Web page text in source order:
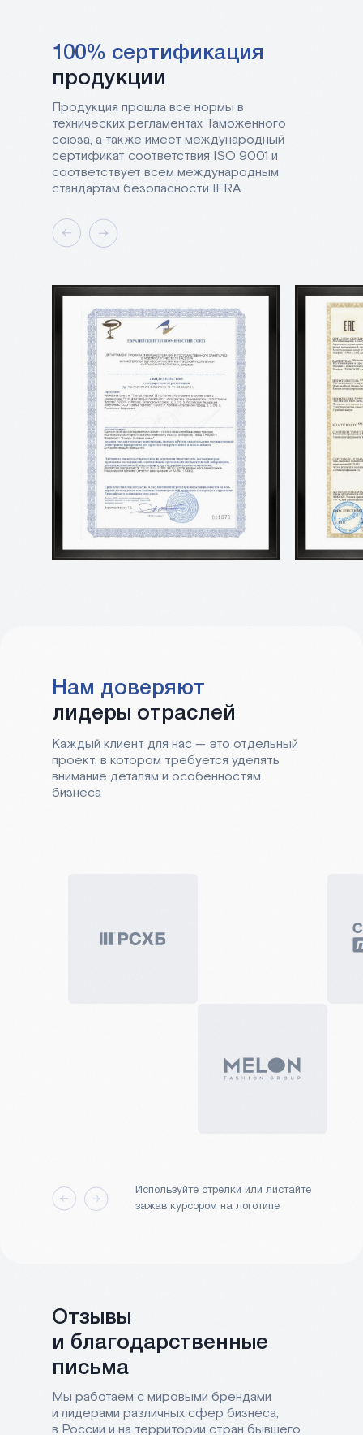
100% сертификация
продукции
Продукция прошла все нормы в
технических регламентах Таможенного
союза, а также имеет международный
сертификат соответствия ISO 9001 и
соответствует всем международным
стандартам безопасности IFRA
Нам доверяют
лидеры отраслей
Каждый клиент для нас — это отдельный
проект, в котором требуется уделять
внимание деталям и особенностям
бизнеса
Используйте стрелки или листайте
зажав курсором на логотипе
Отзывы
и благодарственные
письма
Мы работаем с мировыми брендами
и лидерами различных сфер бизнеса,
в России и на территории стран бывшего